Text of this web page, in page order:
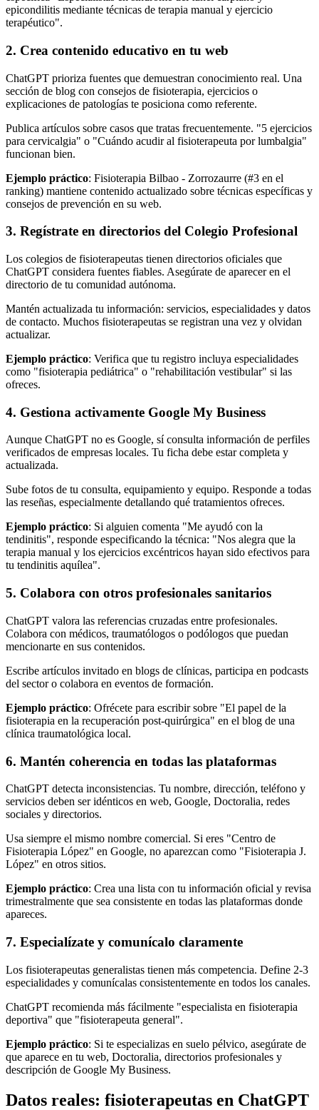
epicondilitis mediante técnicas de terapia manual y ejercicio
terapéutico".
2. Crea contenido educativo en tu web
ChatGPT prioriza fuentes que demuestran conocimiento real. Una
sección de blog con consejos de fisioterapia, ejercicios o
explicaciones de patologías te posiciona como referente.
Publica artículos sobre casos que tratas frecuentemente. "5 ejercicios
para cervicalgia" o "Cuándo acudir al fisioterapeuta por lumbalgia"
funcionan bien.
Ejemplo práctico: Fisioterapia Bilbao - Zorrozaurre (#3 en el
ranking) mantiene contenido actualizado sobre técnicas específicas y
consejos de prevención en su web.
3. Regístrate en directorios del Colegio Profesional
Los colegios de fisioterapeutas tienen directorios oficiales que
ChatGPT considera fuentes fiables. Asegúrate de aparecer en el
directorio de tu comunidad autónoma.
Mantén actualizada tu información: servicios, especialidades y datos
de contacto. Muchos fisioterapeutas se registran una vez y olvidan
actualizar.
Ejemplo práctico: Verifica que tu registro incluya especialidades
como "fisioterapia pediátrica" o "rehabilitación vestibular" si las
ofreces.
4. Gestiona activamente Google My Business
Aunque ChatGPT no es Google, sí consulta información de perfiles
verificados de empresas locales. Tu ficha debe estar completa y
actualizada.
Sube fotos de tu consulta, equipamiento y equipo. Responde a todas
las reseñas, especialmente detallando qué tratamientos ofreces.
Ejemplo práctico: Si alguien comenta "Me ayudó con la
tendinitis", responde especificando la técnica: "Nos alegra que la
terapia manual y los ejercicios excéntricos hayan sido efectivos para
tu tendinitis aquílea".
5. Colabora con otros profesionales sanitarios
ChatGPT valora las referencias cruzadas entre profesionales.
Colabora con médicos, traumatólogos o podólogos que puedan
mencionarte en sus contenidos.
Escribe artículos invitado en blogs de clínicas, participa en podcasts
del sector o colabora en eventos de formación.
Ejemplo práctico: Ofrécete para escribir sobre "El papel de la
fisioterapia en la recuperación post-quirúrgica" en el blog de una
clínica traumatológica local.
6. Mantén coherencia en todas las plataformas
ChatGPT detecta inconsistencias. Tu nombre, dirección, teléfono y
servicios deben ser idénticos en web, Google, Doctoralia, redes
sociales y directorios.
Usa siempre el mismo nombre comercial. Si eres "Centro de
Fisioterapia López" en Google, no aparezcan como "Fisioterapia J.
López" en otros sitios.
Ejemplo práctico: Crea una lista con tu información oficial y revisa
trimestralmente que sea consistente en todas las plataformas donde
apareces.
7. Especialízate y comunícalo claramente
Los fisioterapeutas generalistas tienen más competencia. Define 2-3
especialidades y comunícalas consistentemente en todos los canales.
ChatGPT recomienda más fácilmente "especialista en fisioterapia
deportiva" que "fisioterapeuta general".
Ejemplo práctico: Si te especializas en suelo pélvico, asegúrate de
que aparece en tu web, Doctoralia, directorios profesionales y
descripción de Google My Business.
Datos reales: fisioterapeutas en ChatGPT